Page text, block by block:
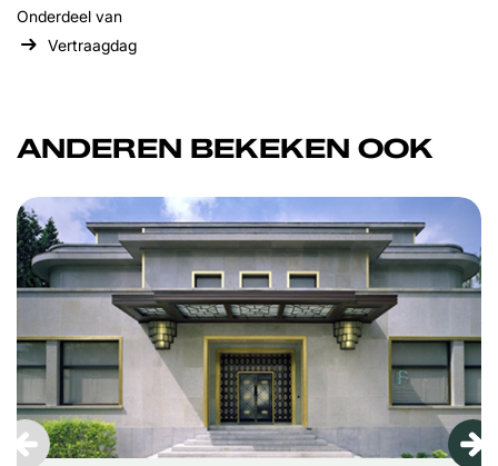
Onderdeel van
Vertraagdag
ANDEREN BEKEKEN OOK
Overslaan